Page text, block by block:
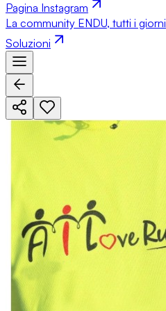
Pagina Instagram
La community ENDU, tutti i giorni
Soluzioni